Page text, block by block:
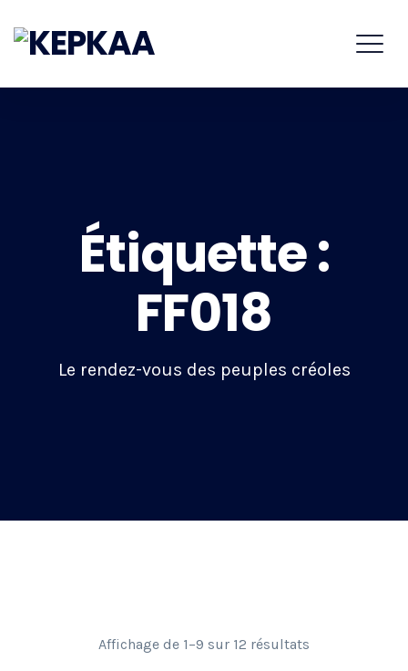
Étiquette :
FF018
Le rendez-vous des peuples créoles
Affichage de 1–9 sur 12 résultats